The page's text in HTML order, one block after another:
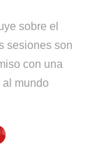
sobre el
sesiones son
con una
mundo